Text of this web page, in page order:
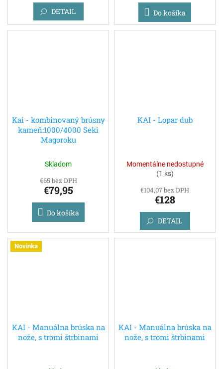
DETAIL Do košíka
Kai - kombinovaný brúsny
kameň:1000/4000 Seki
Magoroku
Skladom
€65 bez DPH
€79,95
Do košíka
KAI - Lopar dub
Momentálne nedostupné
(1 ks)
€104,07 bez DPH
€128
DETAIL
Novinka
KAI - Manuálna brúska na
nože, s tromi štrbinami
KAI - Manuálna brúska na
nože, s tromi štrbinami